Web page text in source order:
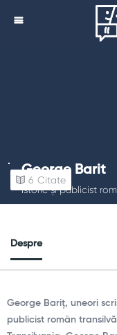
George Barit
Istoric și publicist
6 Citate
Despre
George Bariț, uneori
publicist român